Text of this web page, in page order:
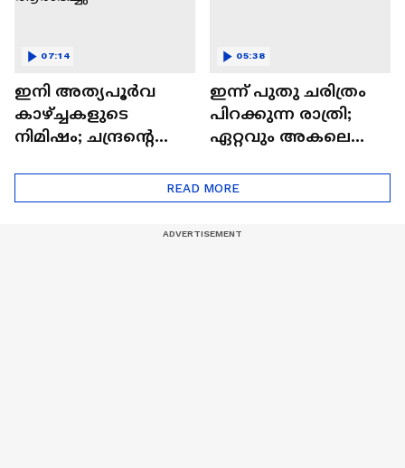
ഇനി അത്യപൂര്‍വ
കാഴ്ച്ചകളുടെ
നിമിഷം; ചന്ദ്രന്റെ
ഒറിയോണിന്റെ യാത്ര
ആരംഭിച്ചു
07:14
ഇന്ന് പുതു ചരിത്രം
പിറക്കുന്ന രാത്രി;
ഏറ്റവും അകലെ
05:38
READ MORE